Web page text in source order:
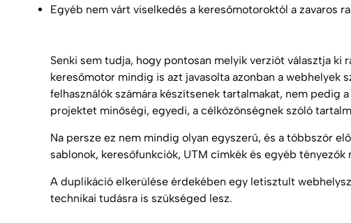
Egyéb nem várt viselkedés a keresőmotoroktól a zavaros
Senki sem tudja, hogy pontosan melyik verziót választja ki
keresőmotor mindig is azt javasolta azonban a webhelyek
felhasználók számára készítsenek tartalmakat, nem pedig
projektet minőségi, egyedi, a célközönségnek szóló
Na persze ez nem mindig olyan egyszerű, és a többször
sablonok, keresőfunkciók, UTM címkék és egyéb
A duplikáció elkerülése érdekében egy letisztult
technikai tudásra is szükséged lesz.